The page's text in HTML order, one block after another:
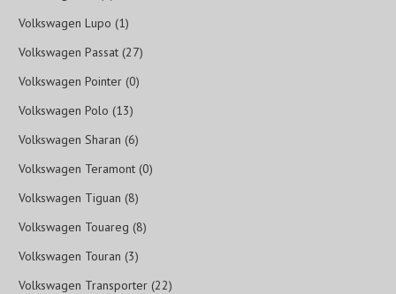
Volkswagen Lupo (1)
Volkswagen Passat (27)
Volkswagen Pointer (0)
Volkswagen Polo (13)
Volkswagen Sharan (6)
Volkswagen Teramont (0)
Volkswagen Tiguan (8)
Volkswagen Touareg (8)
Volkswagen Touran (3)
Volkswagen Transporter (22)